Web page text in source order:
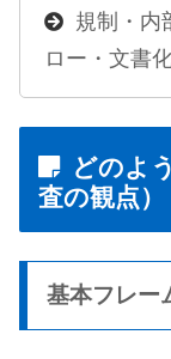
規制・内
ロー・文書化
どのよ
査の観点）
基本フレー